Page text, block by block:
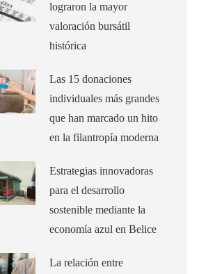
lograron la mayor
valoración bursátil
histórica
Las 15 donaciones
individuales más grandes
que han marcado un hito
en la filantropía moderna
Estrategias innovadoras
para el desarrollo
sostenible mediante la
economía azul en Belice
La relación entre